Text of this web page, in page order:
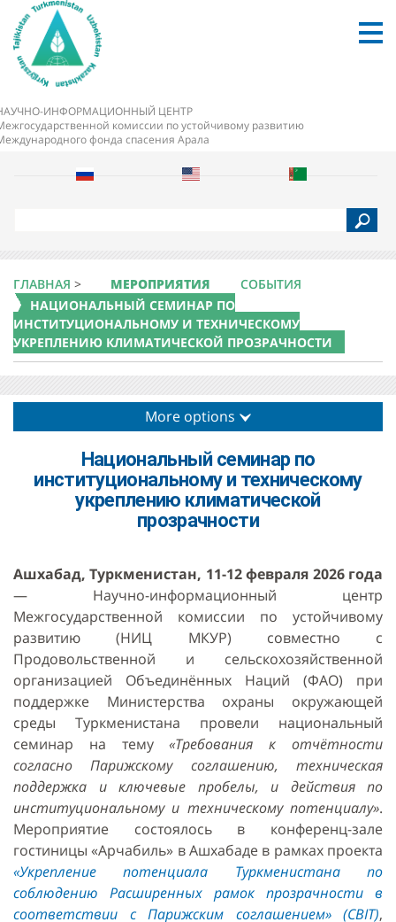
ИНФОРМАЦИОННЫЙ ЦЕНТР
комиссии по устойчивому развитию
фонда спасения Арала
r
h
ГЛАВНАЯ > МЕРОПРИЯТИЯ
СОБЫТИЯ
НАЦИОНАЛЬНЫЙ СЕМИНАР ПО
ИНСТИТУЦИОНАЛЬНОМУ И ТЕХНИЧЕСКОМУ
УКРЕПЛЕНИЮ КЛИМАТИЧЕСКОЙ ПРОЗРАЧНОСТИ
More options
Национальный семинар по
институциональному и техническому
укреплению климатической
прозрачности
Ашхабад, Туркменистан, 11-12 февраля 2026 года
— Научно-информационный центр
Межгосударственной комиссии по устойчивому
развитию (НИЦ МКУР) совместно с
Продовольственной и сельскохозяйственной
организацией Объединённых Наций (ФАО) при
поддержке Министерства охраны окружающей
среды Туркменистана провели национальный
семинар на тему«Требования к отчётности
согласно Парижскому соглашению, техническая
поддержка и ключевые пробелы, и действия по
институциональному и техническому потенциалу».
Мероприятие состоялось в конференц-зале
гостиницы «Арчабиль» в Ашхабаде в рамках проекта
«Укрепление потенциала Туркменистана по
соблюдению Расширенных рамок прозрачности в
соответствии с Парижским соглашением» (CBIT),